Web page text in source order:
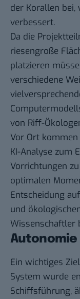
der Korallen bei,
verbessert.
Da die
riesengroße
platzieren
verschiedene
von Riff-
Vor Ort
KI-Analyse zum
Vorrichtungen
optimalen
Entscheidung
und
Wissenschaftler
Autonomie
Ein wichtiges
System wurde
Schiffsführung,